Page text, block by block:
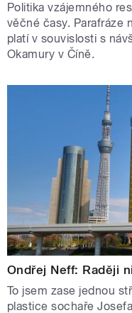
Politika vzájemného
věčné časy. Parafráze
platí v souvislosti s
Okamury v Číně.
Ondřej Neff: Raději
To jsem zase jednou
plastice sochaře